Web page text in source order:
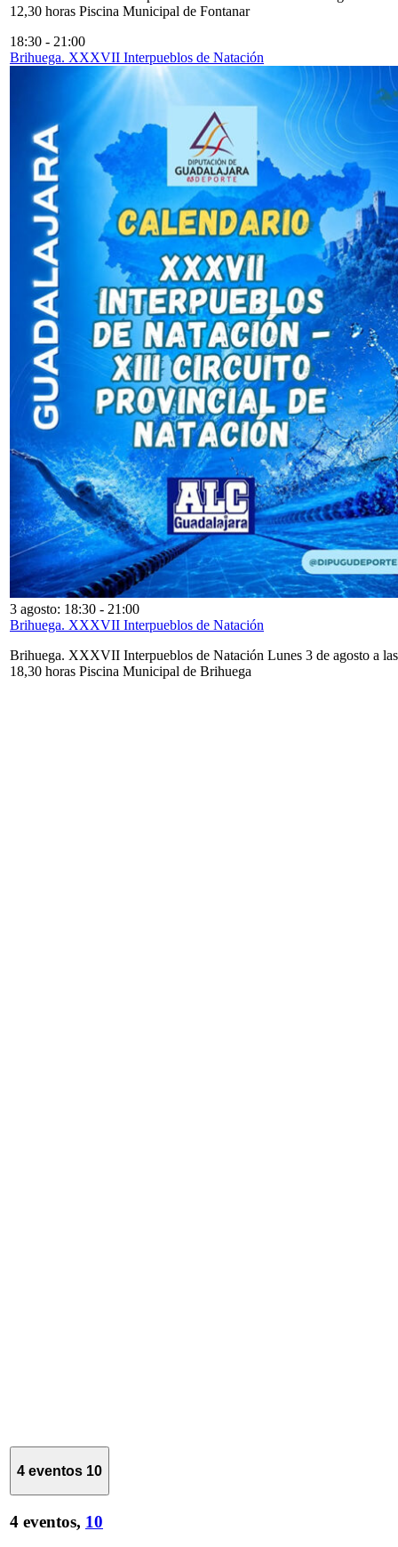
12,30 horas Piscina Municipal de Fontanar
18:30 - 21:00
Brihuega. XXXVII Interpueblos de Natación
3 agosto: 18:30 - 21:00
Brihuega. XXXVII Interpueblos de Natación
Brihuega. XXXVII Interpueblos de Natación Lunes 3 de agosto a las
18,30 horas Piscina Municipal de Brihuega
4 eventos 10
4 eventos, 10